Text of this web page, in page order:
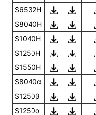
S6532H
S8040H
S1040H
S1250H
S1550H
S8040α
S1250β
S1250α